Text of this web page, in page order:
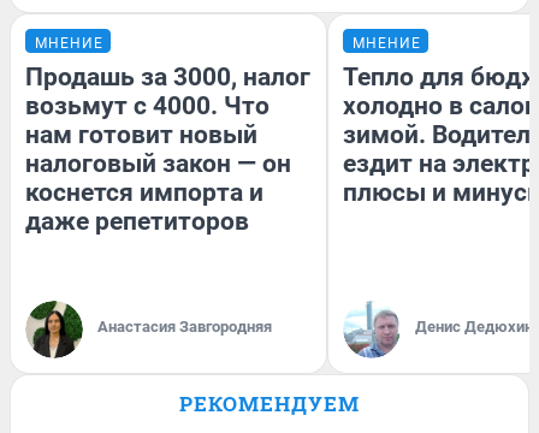
МНЕНИЕ
Продашь за 3000, налог
возьмут с 4000. Что
нам готовит новый
налоговый закон — он
коснется импорта и
даже репетиторов
Анастасия Завгородняя
МНЕНИЕ
Тепло для
холодно в
зимой.
ездит на
плюсы и
Денис Дедюхин
РЕКОМЕНДУЕМ